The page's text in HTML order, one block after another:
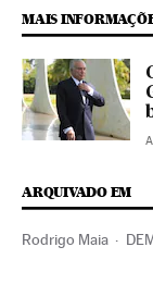
MAIS
ARQUIVADO EM
Rodrigo Maia